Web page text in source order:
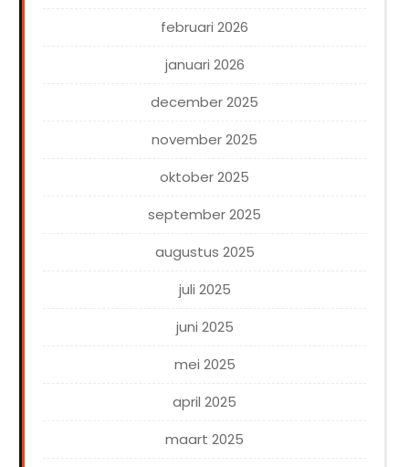
februari 2026
januari 2026
december 2025
november 2025
oktober 2025
september 2025
augustus 2025
juli 2025
juni 2025
mei 2025
april 2025
maart 2025